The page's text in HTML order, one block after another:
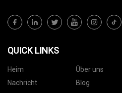
QUICK LINKS
Heim Über uns
Nachricht
Blog